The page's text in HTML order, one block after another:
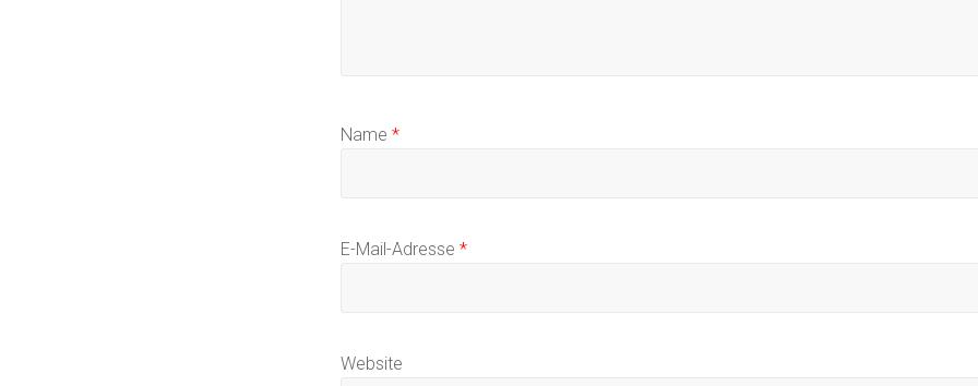
Name *
E-Mail-Adresse *
Website